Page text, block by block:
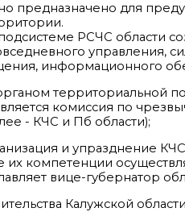
предназначено для
РСЧС области
управления,
информационного
территориальной
комиссия по
- КЧС и Пб области);
и упразднение
их компетенции
вице-губернатор
Калужской